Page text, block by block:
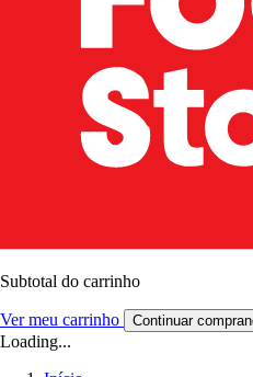
Subtotal do carrinho
Ver meu carrinho Continuar
Loading...